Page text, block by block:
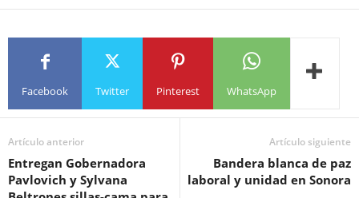
Facebook Twitter Pinterest WhatsApp
Artículo anterior
Entregan Gobernadora
Pavlovich y Sylvana
Artículo siguiente
Bandera blanca de paz
laboral y unidad en Sonora